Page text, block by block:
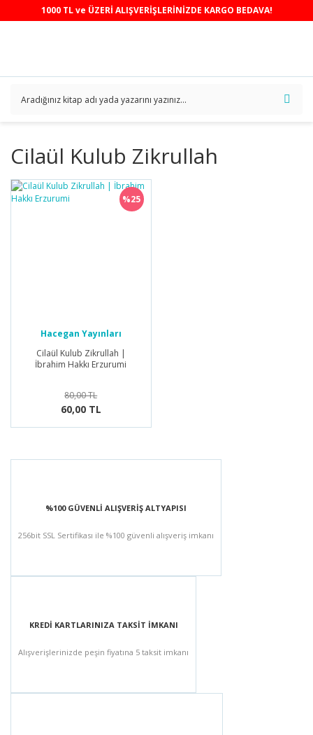
1000 TL ve ÜZERİ ALIŞVERİŞLERİNİZDE KARGO BEDAVA!
Cilaül Kulub Zikrullah
%25
Hacegan Yayınları
Cilaül Kulub Zikrullah |
İbrahim Hakkı Erzurumi
80,00 TL
60,00 TL
%100 GÜVENLİ ALIŞVERİŞ ALTYAPISI
256bit SSL Sertifikası ile %100 güvenli alışveriş imkanı
KREDİ KARTLARINIZA TAKSİT İMKANI
Alışverişlerinizde peşin fiyatına 5 taksit imkanı